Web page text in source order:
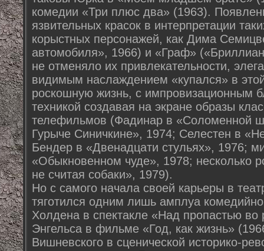
комедии «Три плюс два» (1963).
язвительных красок в интерпретации
корыстных персонажей, как Дима
автомобиля», 1966) и «Граф»
не отменяло их привлекательности,
видимым наслаждением «купался» в
роскошную жизнь, с импровизационным
техникой создавая на экране образы
телефильмов (Фадинар в «Соломенной
Гурыче Синичкине», 1974; Селестен в
Бендер в «Двенадцати стульях», 1976;
«Обыкновенном чуде», 1978; несколько
не считая собаки», 1979).
Но с самого начала своей карьеры в
тяготился одним лишь амплуа
Холдена в спектакле «Над пропастью
Энгельса в фильме «Год, как жизнь»
Вишневского в сценической историко-